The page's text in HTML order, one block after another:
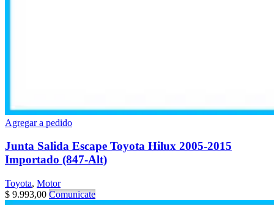
Agregar a pedido
Junta Salida Escape Toyota Hilux 2005-2015
Importado (847-Alt)
Toyota, Motor
$ 9.993,00 Comunicate